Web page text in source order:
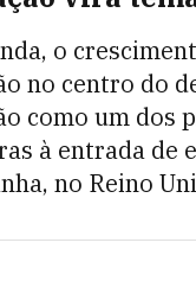
o
no centro do
como um dos
à entrada de
no Reino